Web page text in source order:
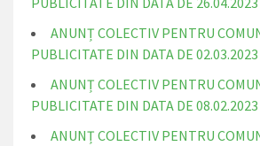
ANUNȚ COLECTIV PENTRU
PUBLICITATE DIN DATA DE 02.03.2023
ANUNȚ COLECTIV PENTRU
PUBLICITATE DIN DATA DE 08.02.2023
ANUNȚ COLECTIV PENTRU